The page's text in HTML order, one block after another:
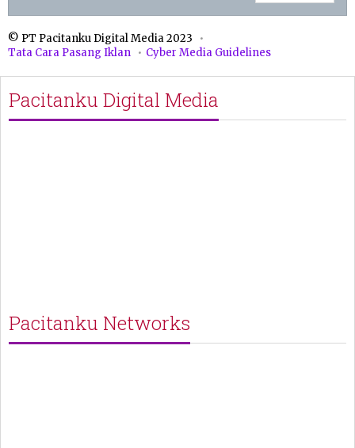
© PT Pacitanku Digital Media 2023
Tata Cara Pasang Iklan
Cyber Media Guidelines
Pacitanku Digital Media
Pacitanku Networks